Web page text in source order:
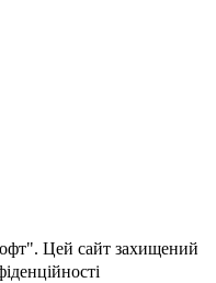
Цей сайт захищений